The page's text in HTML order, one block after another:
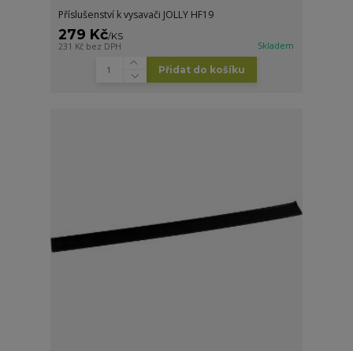
Příslušenství k vysavači JOLLY HF19
279 Kč/KS
231 Kč bez DPH Skladem
Přidat do košíku